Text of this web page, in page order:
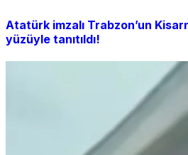
Atatürk imzalı Trabzon’un
yüzüyle tanıtıldı!